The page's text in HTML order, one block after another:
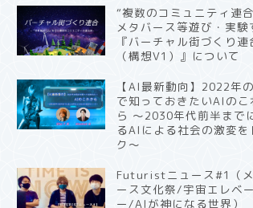
“複数のコミュニティ連
メタバース等遊び・実験
『バーチャル街づくり連
（構想V1）』について
【AI最新動向】2022年
で知っておきたいAIのこ
ら 〜2030年代前半まで
るAIによる社会の激変を
ク〜
Futuristニュース#1（
ース文化祭/宇宙エレベ
ー/AIが神になる世界）